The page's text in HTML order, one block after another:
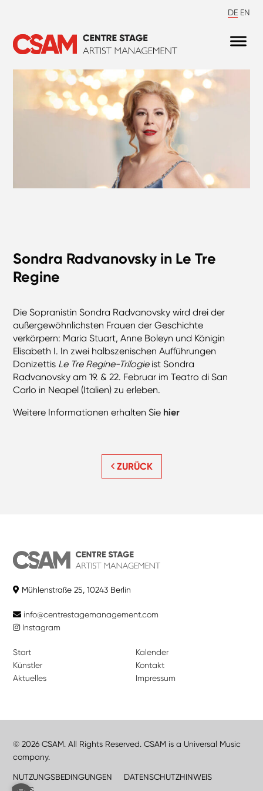
DE EN
Sondra Radvanovsky in Le Tre
Regine
Die Sopranistin Sondra Radvanovsky wird drei der
außergewöhnlichsten Frauen der Geschichte
verkörpern: Maria Stuart, Anne Boleyn und Königin
Elisabeth I. In zwei halbszenischen Aufführungen
Donizettis Le Tre Regine-Trilogieist Sondra
Radvanovsky am 19. & 22. Februar im Teatro di San
Carlo in Neapel (Italien) zu erleben.
Weitere Informationen erhalten Sie hier
ZURÜCK
Mühlenstraße 25, 10243 Berlin
info@centrestagemanagement.com
Instagram
Start
Künstler
Aktuelles
Kalender
Kontakt
Impressum
© 2026 CSAM. All Rights Reserved. CSAM is a Universal Music
company.
NUTZUNGSBEDINGUNGEN
DATENSCHUTZHINWEIS